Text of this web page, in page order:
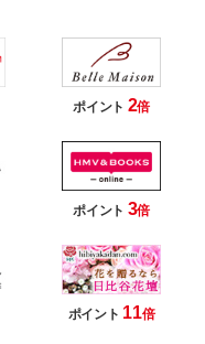
ポイント 2倍
ポイント 3倍
ポイント 11倍